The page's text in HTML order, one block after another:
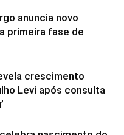
anuncia novo
primeira fase de
crescimento
Levi após consulta